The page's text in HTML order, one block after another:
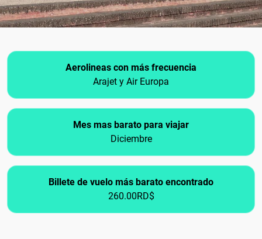
Aerolineas con más frecuencia
Arajet y Air Europa
Mes mas barato para viajar
Diciembre
Billete de vuelo más barato encontrado
260.00RD$